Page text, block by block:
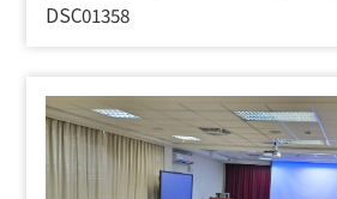
DSC01358